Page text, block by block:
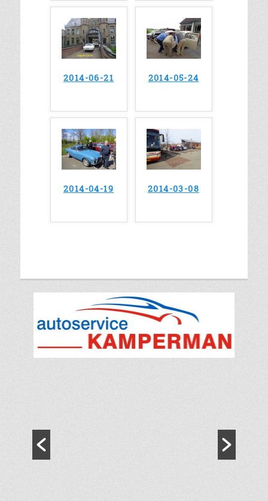
2014-06-21 2014-05-24
2014-04-19 2014-03-08